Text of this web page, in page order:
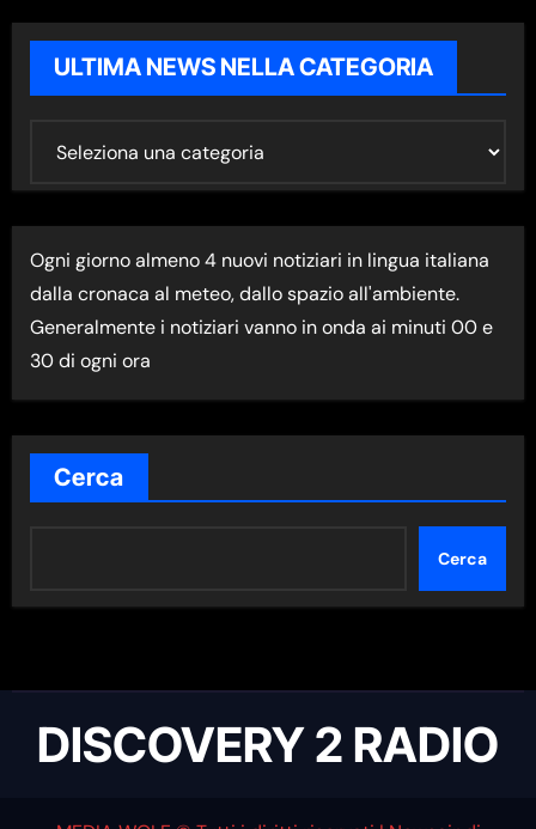
ULTIMA NEWS NELLA CATEGORIA
M
A
N
E
W
S
E
A
Ogni giorno almeno 4 nuovi notiziari in lingua italiana
dalla cronaca al meteo, dallo spazio all'ambiente.
Generalmente i notiziari vanno in onda ai minuti 00 e
30 di ogni ora
Cerca
Cerca
DISCOVERY 2 RADIO